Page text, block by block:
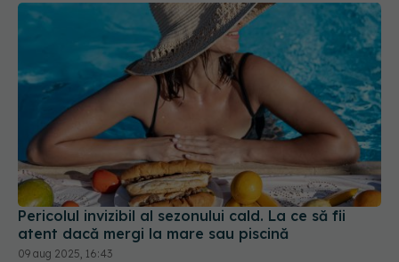
Pericolul invizibil al sezonului cald. La ce să fii
atent dacă mergi la mare sau piscină
09 aug 2025, 16:43